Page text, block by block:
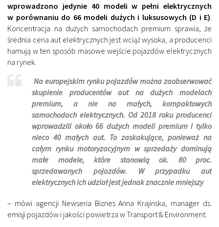
wprowadzono jedynie 40 modeli w pełni elektrycznych
w porównaniu do 66 modeli dużych i luksusowych (D i E)
Koncentracja na dużych samochodach premium sprawia, że
średnia cena aut elektrycznych jest wciąż wysoka, a producenci
hamują w ten sposób masowe wejście pojazdów elektrycznych
na rynek.
Na europejskim rynku pojazdów można zaobserwować
skupienie producentów aut na dużych modelach
premium, a nie na małych, kompaktowych
samochodach elektrycznych. Od 2018 roku producenci
wprowadzili około 66 dużych modeli premium i tylko
nieco 40 małych aut. To zaskakujące, ponieważ na
całym rynku motoryzacyjnym w sprzedaży dominują
małe modele, które stanowią ok. 80 proc.
sprzedawanych pojazdów. W przypadku aut
elektrycznych ich udział jest jednak znacznie mniejszy
– mówi agencji Newseria Biznes Anna Krajinska, manager ds.
emisji pojazdów i jakości powietrza w Transport & Environment.